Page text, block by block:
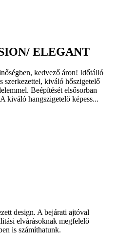
ELEGANT
kedvező áron! Időtálló
szerkezettel, kiváló hőszigetelő
Beépítését elsősorban
kiváló hangszigetelő képess...
design. A bejárati ajtóval
elvárásoknak megfelelő
is számíthatunk.